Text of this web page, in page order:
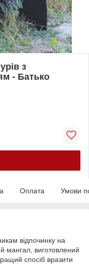
з
- Батько
Оплата Умови
відпочинку на
мангал, виготовлений
спосіб вразити